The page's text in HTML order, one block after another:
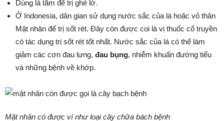
Dùng lá tắm để trị ghẻ lở.
Ở Indonesia, dân gian sử dụng nước sắc của lá hoặc vỏ thân
Mật nhân để trị sốt rét. Đây còn được coi là vị thuốc cổ truyền
có tác dụng trị sốt rét tốt nhất. Nước sắc của lá có thể làm
giảm các cơn đau lưng, đau bụng, nhiễm khuẩn đường tiểu
và những bệnh về khớp.
Mật nhân có được ví như loại cây chữa bách bệnh